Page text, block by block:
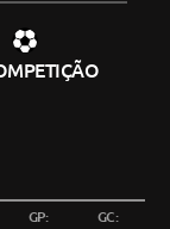
GP: GC: